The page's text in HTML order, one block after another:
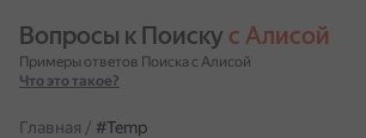
Вопросы к Поиску с Алисой
Примеры ответов Поиска с Алисой
Что это такое?
Главная / #Temp